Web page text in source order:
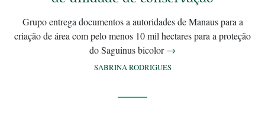
Grupo entrega documentos a autoridades de Manaus para a
criação de área com pelo menos 10 mil hectares para a proteção
do Saguinus bicolor→
SABRINA RODRIGUES